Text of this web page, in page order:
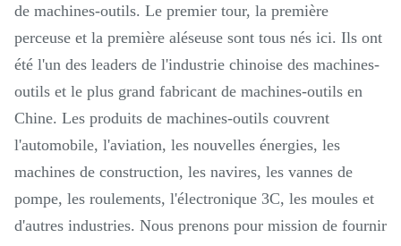
de machines-outils. Le premier tour, la première
perceuse et la première aléseuse sont tous nés ici. Ils ont
été l'un des leaders de l'industrie chinoise des machines-
outils et le plus grand fabricant de machines-outils en
Chine. Les produits de machines-outils couvrent
l'automobile, l'aviation, les nouvelles énergies, les
machines de construction, les navires, les vannes de
pompe, les roulements, l'électronique 3C, les moules et
d'autres industries. Nous prenons pour mission de fournir